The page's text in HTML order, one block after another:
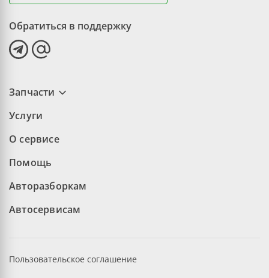
Обратиться в поддержку
Запчасти
Услуги
О сервисе
Помощь
Авторазборкам
Автосервисам
Пользовательское соглашение